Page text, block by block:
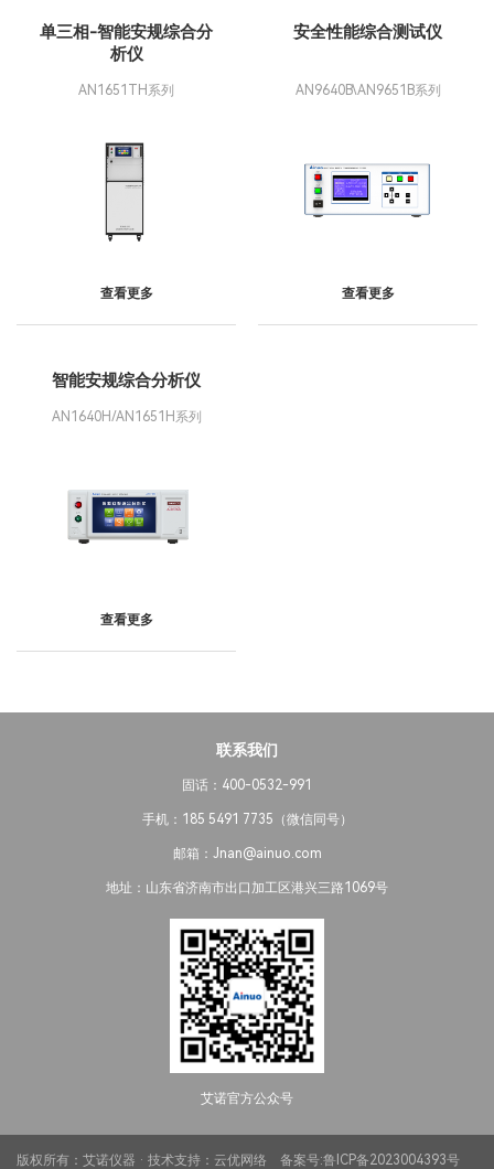
单三相-智能安规综合分
析仪
AN1651TH系列
查看更多
安全性能综合测试仪
AN9640B\AN9651B系列
查看更多
智能安规综合分析仪
AN1640H/AN1651H系列
查看更多
联系我们
固话：400-0532-991
手机：185 5491 7735（微信同号）
邮箱：Jnan@ainuo.com
地址：山东省济南市出口加工区港兴三路1069号
艾诺官方公众号
版权所有：艾诺仪器 · 技术支持： 云优网络 备案号:鲁ICP备2023004393号